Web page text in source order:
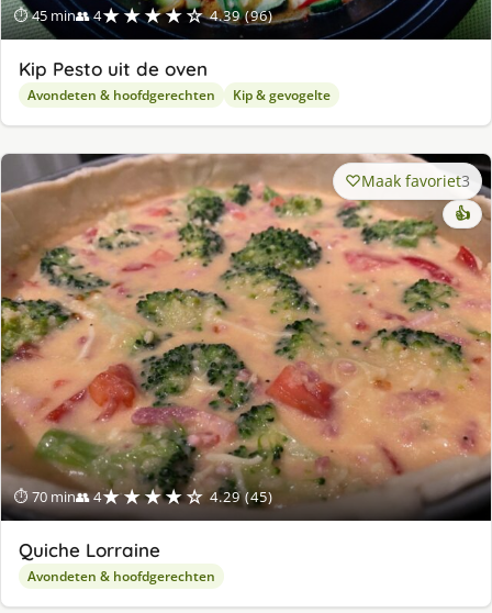
⏱ 45 min👥 4★★★★☆ 4.39 (96)
Kip Pesto uit de oven
Avondeten & hoofdgerechten Kip & gevogelte
⏱ 70 min👥 4★★★★☆ 4.29 (45)
Maak favoriet3
👍
Quiche Lorraine
Avondeten & hoofdgerechten